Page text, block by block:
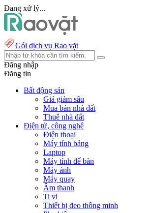
Đang xử lý...
Gói dịch vụ Rao vặt
Đăng nhập
Đăng tin
Bất động sản
Giá giảm sâu
Mua bán nhà đất
Thuê nhà đất
Điện tử, công nghệ
Điện thoại
Máy tính bảng
Laptop
Máy tính để bàn
Máy ảnh
Máy quay
Âm thanh
Ti vi
Thiết bị đeo thông minh